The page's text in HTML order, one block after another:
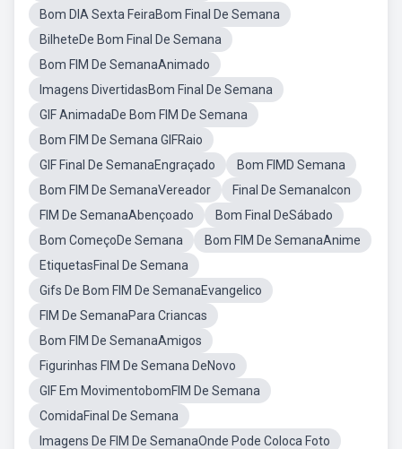
Bom DIA Sexta FeiraBom Final De Semana
BilheteDe Bom Final De Semana
Bom FIM De SemanaAnimado
Imagens DivertidasBom Final De Semana
GIF AnimadaDe Bom FIM De Semana
Bom FIM De Semana GIFRaio
GIF Final De SemanaEngraçado
Bom FIMD Semana
Bom FIM De SemanaVereador
Final De SemanaIcon
FIM De SemanaAbençoado
Bom Final DeSábado
Bom ComeçoDe Semana
Bom FIM De SemanaAnime
EtiquetasFinal De Semana
Gifs De Bom FIM De SemanaEvangelico
FIM De SemanaPara Criancas
Bom FIM De SemanaAmigos
Figurinhas FIM De Semana DeNovo
GIF Em MovimentobomFIM De Semana
ComidaFinal De Semana
Imagens De FIM De SemanaOnde Pode Coloca Foto